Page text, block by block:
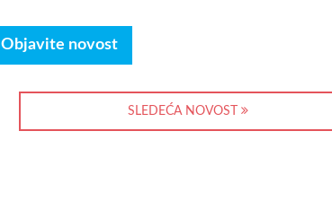
Objavite novost
SLEDEĆA NOVOST